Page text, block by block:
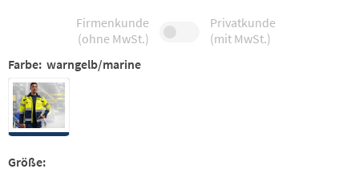
Firmenkunde
(ohne MwSt.)
Privatkunde
(mit MwSt.)
Farbe: warngelb/marine
Größe: